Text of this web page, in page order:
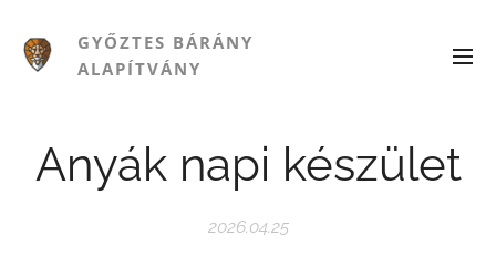
GYŐZTES BÁRÁNY
ALAPÍTVÁNY
Anyák napi készület
2026.04.25